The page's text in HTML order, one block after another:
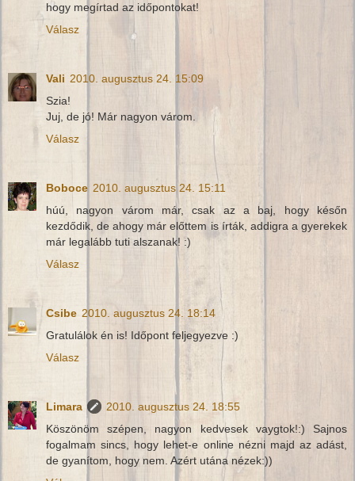
hogy megírtad az időpontokat!
Válasz
Vali 2010. augusztus 24. 15:09
Szia!
Juj, de jó! Már nagyon várom.
Válasz
Boboce 2010. augusztus 24. 15:11
húú, nagyon várom már, csak az a baj, hogy későn
kezdődik, de ahogy már előttem is írták, addigra a gyerekek
már legalább tuti alszanak! :)
Válasz
Csibe 2010. augusztus 24. 18:14
Gratulálok én is! Időpont feljegyezve :)
Válasz
Limara
2010. augusztus 24. 18:55
Köszönöm szépen, nagyon kedvesek vaygtok!:) Sajnos
fogalmam sincs, hogy lehet-e online nézni majd az adást,
de gyanítom, hogy nem. Azért utána nézek:))